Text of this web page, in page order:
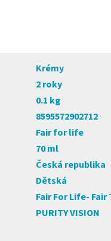
Krémy
2 roky
0.1 kg
8595572902712
Fair for life
70 ml
Česká republika
Dětská
Fair For Life- Fair
PURITY VISION